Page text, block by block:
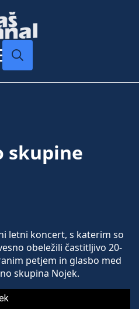
skupine
letni koncert, s katerim so
obeležili častitljivo 20-
petjem in glasbo med
skupina Nojek.